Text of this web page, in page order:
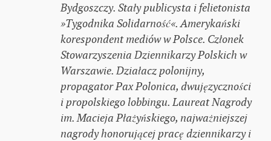
Bydgoszczy. Stały publicysta i felietonista
»Tygodnika Solidarność«. Amerykański
korespondent mediów w Polsce. Członek
Stowarzyszenia Dziennikarzy Polskich w
Warszawie. Działacz polonijny,
propagator Pax Polonica, dwujęzyczności
i propolskiego lobbingu. Laureat Nagrody
im. Macieja Płażyńskiego, najważniejszej
nagrody honorującej pracę dziennikarzy i